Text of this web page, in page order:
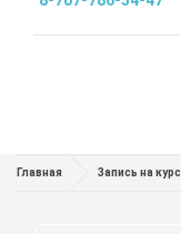
Главная Запись на курс